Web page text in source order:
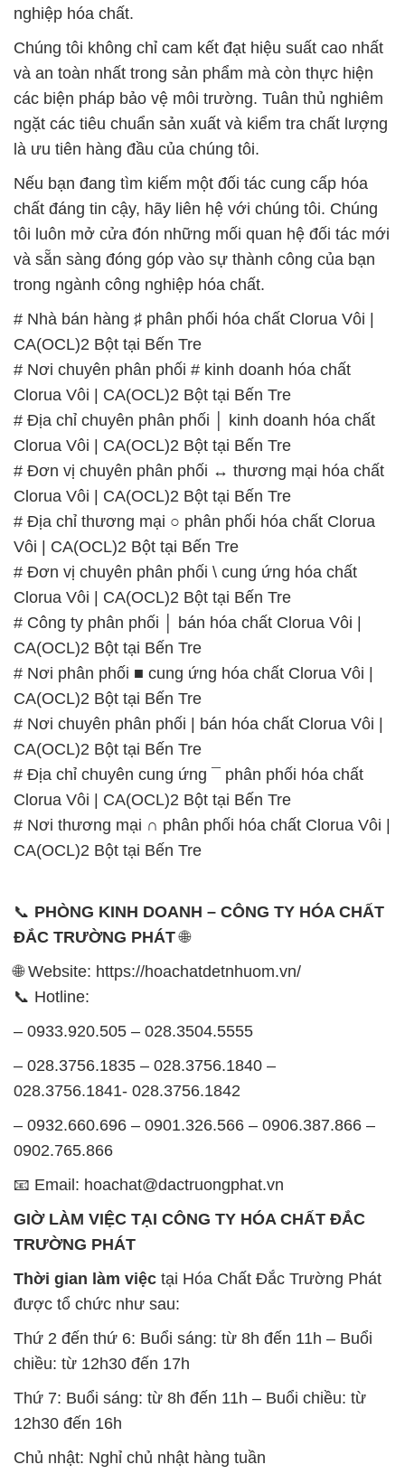
ngặt các tiêu chuẩn sản xuất và kiểm tra chất lượng
là ưu tiên hàng đầu của chúng tôi.
Nếu bạn đang tìm kiếm một đối tác cung cấp hóa
chất đáng tin cậy, hãy liên hệ với chúng tôi. Chúng
tôi luôn mở cửa đón những mối quan hệ đối tác mới
và sẵn sàng đóng góp vào sự thành công của bạn
trong ngành công nghiệp hóa chất.
# Nhà bán hàng ♯ phân phối hóa chất Clorua Vôi |
CA(OCL)2 Bột tại Bến Tre
# Nơi chuyên phân phối # kinh doanh hóa chất
Clorua Vôi | CA(OCL)2 Bột tại Bến Tre
# Địa chỉ chuyên phân phối │ kinh doanh hóa chất
Clorua Vôi | CA(OCL)2 Bột tại Bến Tre
# Đơn vị chuyên phân phối ↔ thương mại hóa chất
Clorua Vôi | CA(OCL)2 Bột tại Bến Tre
# Địa chỉ thương mại ○ phân phối hóa chất Clorua
Vôi | CA(OCL)2 Bột tại Bến Tre
# Đơn vị chuyên phân phối \ cung ứng hóa chất
Clorua Vôi | CA(OCL)2 Bột tại Bến Tre
# Công ty phân phối │ bán hóa chất Clorua Vôi |
CA(OCL)2 Bột tại Bến Tre
# Nơi phân phối ■ cung ứng hóa chất Clorua Vôi |
CA(OCL)2 Bột tại Bến Tre
# Nơi chuyên phân phối | bán hóa chất Clorua Vôi |
CA(OCL)2 Bột tại Bến Tre
# Địa chỉ chuyên cung ứng ¯ phân phối hóa chất
Clorua Vôi | CA(OCL)2 Bột tại Bến Tre
# Nơi thương mại ∩ phân phối hóa chất Clorua Vôi |
CA(OCL)2 Bột tại Bến Tre
📞PHÒNG KINH DOANH – CÔNG TY HÓA CHẤT
ĐẮC TRƯỜNG PHÁT🌐
🌐 Website: https://hoachatdetnhuom.vn/
– 0933.920.505 – 028.3504.5555
028.3756.1841- 028.3756.1842
0902.765.866
📧 Email: hoachat@dactruongphat.vn
TRƯỜNG PHÁT
được tổ chức như sau:
Thứ 2 đến thứ 6: Buổi sáng: từ 8h đến 11h – Buổi
chiều: từ 12h30 đến 17h
Thứ 7: Buổi sáng: từ 8h đến 11h – Buổi chiều: từ
12h30 đến 16h
Chủ nhật: Nghỉ chủ nhật hàng tuần
thủ giờ làm việc để đảm bảo sự hỗ trợ tốt nhất cho
khách hàng và đảm bảo hiệu suất công việc cao
nhất của nhân viên.